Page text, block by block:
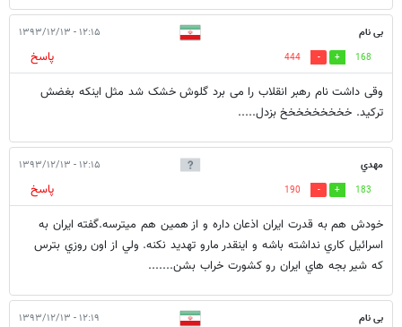
بی نام ۱۲:۱۵ - ۱۳۹۳/۱۲/۱۳
168
444
پاسخ
وقی داشت نام رهبر انقلاب را می برد گلوش خشک شد مثل اینکه بغضش
ترکید. خخخخخخخخخ بزدل.....
مهدي ۱۲:۱۵ - ۱۳۹۳/۱۲/۱۳
183
190
پاسخ
خودش هم به قدرت ايران اذعان داره و از همين هم ميترسه.گفته ايران به
اسرائيل كاري نداشته باشه و اينقدر مارو تهديد نكنه. ولي از اون روزي بترس
كه شير بجه هاي ايران رو كشورت خراب بشن.......
بی نام ۱۲:۱۹ - ۱۳۹۳/۱۲/۱۳